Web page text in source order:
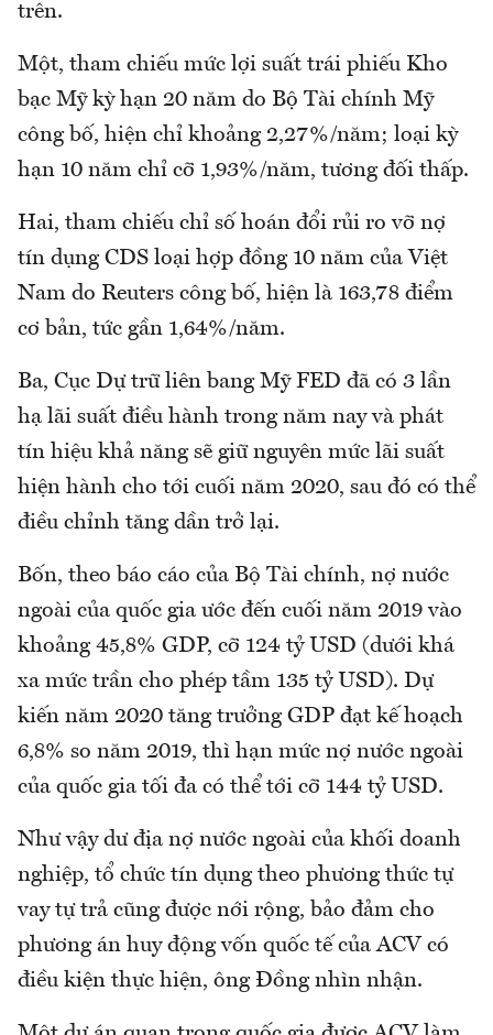
trên.
Một, tham chiếu mức lợi suất trái phiếu Kho
bạc Mỹ kỳ hạn 20 năm do Bộ Tài chính Mỹ
công bố, hiện chỉ khoảng 2,27%/năm; loại kỳ
hạn 10 năm chỉ cỡ 1,93%/năm, tương đối thấp.
Hai, tham chiếu chỉ số hoán đổi rủi ro vỡ nợ
tín dụng CDS loại hợp đồng 10 năm của Việt
Nam do Reuters công bố, hiện là 163,78 điểm
cơ bản, tức gần 1,64%/năm.
Ba, Cục Dự trữ liên bang Mỹ FED đã có 3 lần
hạ lãi suất điều hành trong năm nay và phát
tín hiệu khả năng sẽ giữ nguyên mức lãi suất
hiện hành cho tới cuối năm 2020, sau đó có thể
điều chỉnh tăng dần trở lại.
Bốn, theo báo cáo của Bộ Tài chính, nợ nước
ngoài của quốc gia ước đến cuối năm 2019 vào
khoảng 45,8% GDP, cỡ 124 tỷ USD (dưới khá
xa mức trần cho phép tầm 135 tỷ USD). Dự
kiến năm 2020 tăng trưởng GDP đạt kế hoạch
6,8% so năm 2019, thì hạn mức nợ nước ngoài
của quốc gia tối đa có thể tới cỡ 144 tỷ USD.
Như vậy dư địa nợ nước ngoài của khối doanh
nghiệp, tổ chức tín dụng theo phương thức tự
vay tự trả cũng được nới rộng, bảo đảm cho
phương án huy động vốn quốc tế của ACV có
điều kiện thực hiện, ông Đồng nhìn nhận.